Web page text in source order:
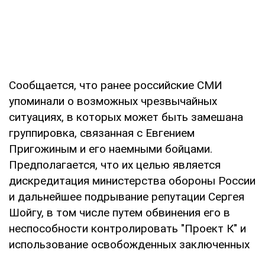
Сообщается, что ранее российские СМИ
упоминали о возможных чрезвычайных
ситуациях, в которых может быть замешана
группировка, связанная с Евгением
Пригожиным и его наемными бойцами.
Предполагается, что их целью является
дискредитация министерства обороны России
и дальнейшее подрывание репутации Сергея
Шойгу, в том числе путем обвинения его в
неспособности контролировать "Проект К" и
использование освобожденных заключенных